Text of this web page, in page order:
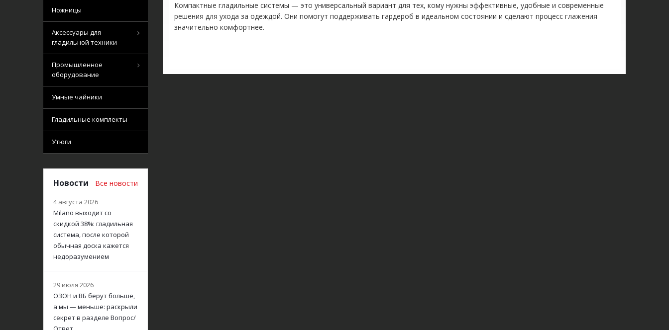
Компактные гладильные системы — это универсальный вариант для тех, кому нужны эффективные, удобные и современные
решения для ухода за одеждой. Они помогут поддерживать гардероб в идеальном состоянии и сделают процесс глажения
значительно комфортнее.
Ножницы
Аксессуары для
гладильной техники
Промышленное
оборудование
Умные чайники
Гладильные комплекты
Утюги
Новости Все новости
4 августа 2026
Milano выходит со
скидкой 38%: гладильная
система, после которой
обычная доска кажется
недоразумением
29 июля 2026
ОЗОН и ВБ берут больше,
а мы — меньше: раскрыли
секрет в разделе Вопрос/